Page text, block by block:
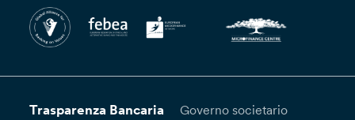
Trasparenza Bancaria
Governo societario